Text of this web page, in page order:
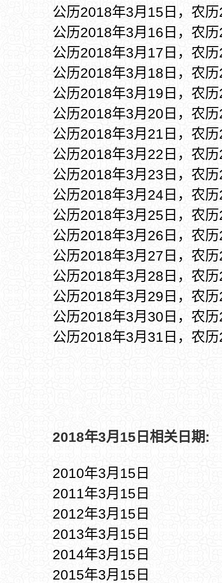
公历2018年3月15日，农
公历2018年3月16日，农
公历2018年3月17日，农
公历2018年3月18日，农
公历2018年3月19日，农
公历2018年3月20日，农
公历2018年3月21日，农
公历2018年3月22日，农
公历2018年3月23日，农
公历2018年3月24日，农
公历2018年3月25日，农
公历2018年3月26日，农
公历2018年3月27日，农
公历2018年3月28日，农
公历2018年3月29日，农
公历2018年3月30日，农
公历2018年3月31日，农
2018年3月15日相关日期:
2010年3月15日
2011年3月15日
2012年3月15日
2013年3月15日
2014年3月15日
2015年3月15日